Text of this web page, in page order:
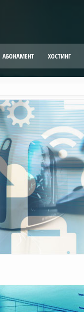
АБОНАМЕНТ ХОСТИНГ